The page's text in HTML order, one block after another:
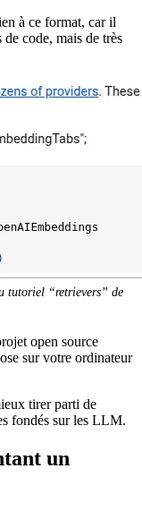
à ce format, car il
de code, mais de très
tutoriel “retrievers” de
open source
sur votre ordinateur
tirer parti de
fondés sur les LLM.
un